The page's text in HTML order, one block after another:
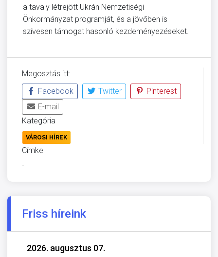
a tavaly létrejött Ukrán Nemzetiségi
Önkormányzat programját, és a jövőben is
szívesen támogat hasonló kezdeményezéseket.
Megosztás itt:
Facebook
Twitter
Pinterest
E-mail
Kategória
VÁROSI HÍREK
Címke
-
Friss híreink
2026. augusztus 07.